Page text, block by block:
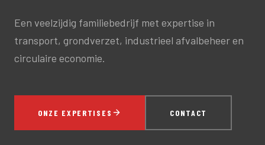
Een veelzijdig familiebedrijf met expertise in
transport, grondverzet, industrieel afvalbeheer en
circulaire economie.
ONZE EXPERTISES CONTACT